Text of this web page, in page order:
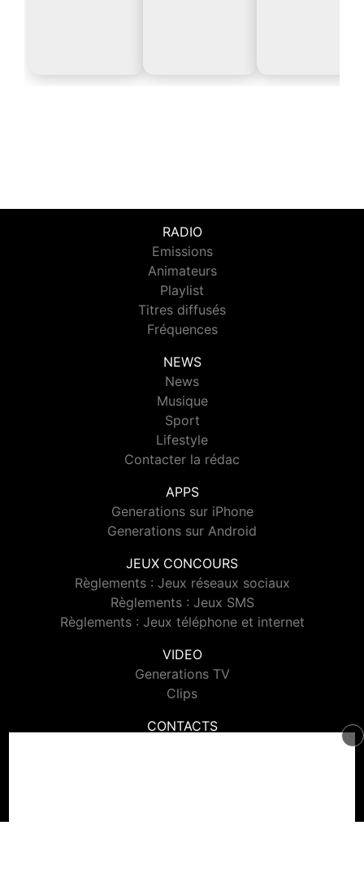
RADIO
Emissions
Animateurs
Playlist
Titres diffusés
Fréquences
NEWS
News
Musique
Sport
Lifestyle
Contacter la rédac
APPS
Generations sur iPhone
Generations sur Android
JEUX CONCOURS
Règlements : Jeux réseaux sociaux
Règlements : Jeux SMS
Règlements : Jeux téléphone et internet
VIDEO
Generations TV
Clips
CONTACTS